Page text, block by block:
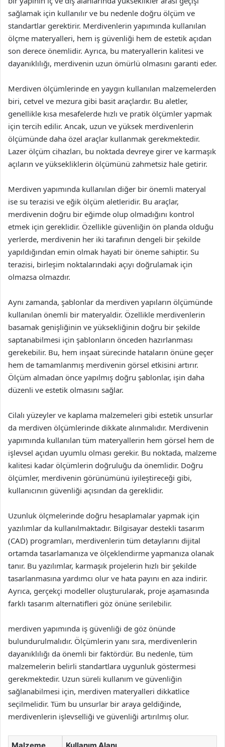
sağlamak için kullanılır ve bu nedenle doğru ölçüm ve
standartlar gerektirir. Merdivenlerin yapımında kullanılan
ölçme materyalleri, hem iş güvenliği hem de estetik açıdan
son derece önemlidir. Ayrıca, bu materyallerin kalitesi ve
dayanıklılığı, merdivenin uzun ömürlü olmasını garanti eder.
Merdiven ölçümlerinde en yaygın kullanılan malzemelerden
biri, cetvel ve mezura gibi basit araçlardır. Bu aletler,
genellikle kısa mesafelerde hızlı ve pratik ölçümler yapmak
için tercih edilir. Ancak, uzun ve yüksek merdivenlerin
ölçümünde daha özel araçlar kullanmak gerekmektedir.
Lazer ölçüm cihazları, bu noktada devreye girer ve karmaşık
açıların ve yüksekliklerin ölçümünü zahmetsiz hale getirir.
Merdiven yapımında kullanılan diğer bir önemli materyal
ise su terazisi ve eğik ölçüm aletleridir. Bu araçlar,
merdivenin doğru bir eğimde olup olmadığını kontrol
etmek için gereklidir. Özellikle güvenliğin ön planda olduğu
yerlerde, merdivenin her iki tarafının dengeli bir şekilde
yapıldığından emin olmak hayati bir öneme sahiptir. Su
terazisi, birleşim noktalarındaki açıyı doğrulamak için
olmazsa olmazdır.
Aynı zamanda, şablonlar da merdiven yapıların ölçümünde
kullanılan önemli bir materyaldir. Özellikle merdivenlerin
basamak genişliğinin ve yüksekliğinin doğru bir şekilde
saptanabilmesi için şablonların önceden hazırlanması
gerekebilir. Bu, hem inşaat sürecinde hataların önüne geçer
hem de tamamlanmış merdivenin görsel etkisini artırır.
Ölçüm almadan önce yapılmış doğru şablonlar, işin daha
düzenli ve estetik olmasını sağlar.
Cilalı yüzeyler ve kaplama malzemeleri gibi estetik unsurlar
da merdiven ölçümlerinde dikkate alınmalıdır. Merdivenin
yapımında kullanılan tüm materyallerin hem görsel hem de
işlevsel açıdan uyumlu olması gerekir. Bu noktada, malzeme
kalitesi kadar ölçümlerin doğruluğu da önemlidir. Doğru
ölçümler, merdivenin görünümünü iyileştireceği gibi,
kullanıcının güvenliği açısından da gereklidir.
Uzunluk ölçmelerinde doğru hesaplamalar yapmak için
yazılımlar da kullanılmaktadır. Bilgisayar destekli tasarım
(CAD) programları, merdivenlerin tüm detaylarını dijital
ortamda tasarlamanıza ve ölçeklendirme yapmanıza olanak
tanır. Bu yazılımlar, karmaşık projelerin hızlı bir şekilde
tasarlanmasına yardımcı olur ve hata payını en aza indirir.
Ayrıca, gerçekçi modeller oluşturularak, proje aşamasında
farklı tasarım alternatifleri göz önüne serilebilir.
merdiven yapımında iş güvenliği de göz önünde
bulundurulmalıdır. Ölçümlerin yanı sıra, merdivenlerin
dayanıklılığı da önemli bir faktördür. Bu nedenle, tüm
malzemelerin belirli standartlara uygunluk göstermesi
gerekmektedir. Uzun süreli kullanım ve güvenliğin
sağlanabilmesi için, merdiven materyalleri dikkatlice
seçilmelidir. Tüm bu unsurlar bir araya geldiğinde,
merdivenlerin işlevselliği ve güvenliği artırılmış olur.